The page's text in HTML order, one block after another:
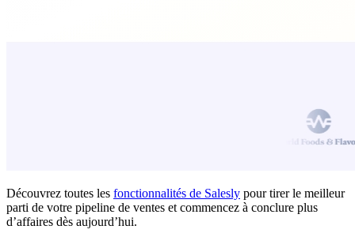
Découvrez toutes les fonctionnalités de Salesly pour tirer le meilleur
parti de votre pipeline de ventes et commencez à conclure plus
d’affaires dès aujourd’hui.